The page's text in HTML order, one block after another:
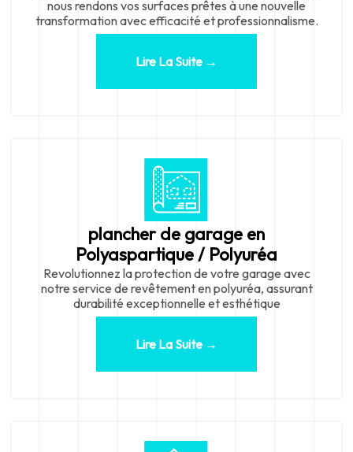
nous rendons vos surfaces prêtes à une nouvelle
transformation avec efficacité et professionnalisme.
Lire La Suite →
plancher de garage en
Polyaspartique / Polyuréa
Revolutionnez la protection de votre garage avec
notre service de revêtement en polyuréa, assurant
durabilité exceptionnelle et esthétique
Lire La Suite →